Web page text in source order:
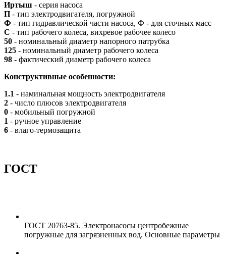
Иртыш - серия насоса
П - тип электродвигателя, погружной
Ф - тип гидравлической части насоса, Ф - для сточных масс
С - тип рабочего колеса, вихревое рабочее колесо
50 - номинальный диаметр напорного патрубка
125 - номинальный диаметр рабочего колеса
98 - фактический диаметр рабочего колеса
Конструктивные особенности:
1.1 - наминальная мощность электродвигателя
2 - число плюсов электродвигателя
0 - мобильный погружной
1 - ручное управление
6 - влаго-термозащита
ГОСТ
ГОСТ 20763-85. Электронасосы центробежные
погружные для загрязненных вод. Основные параметры